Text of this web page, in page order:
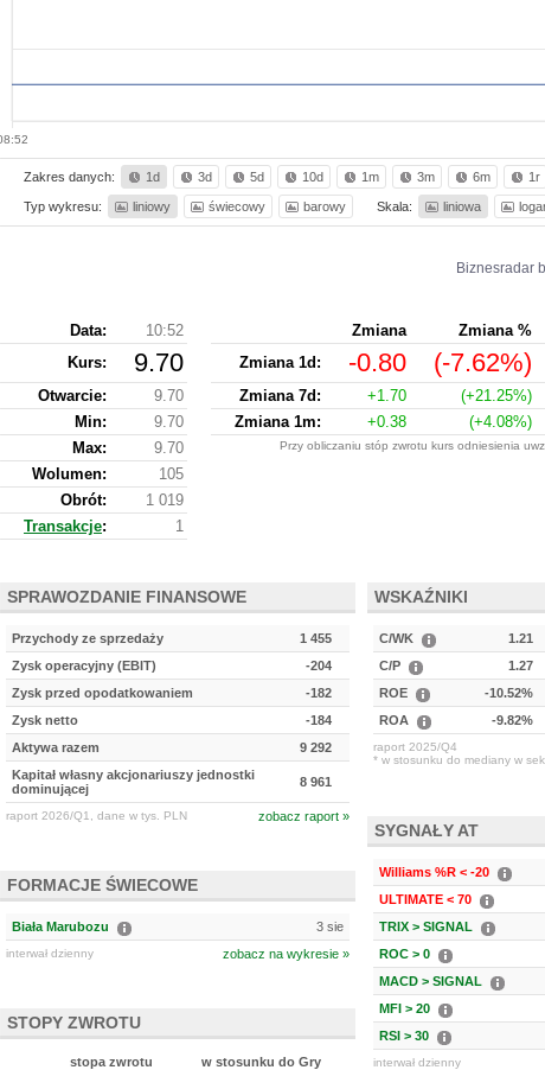
Zakres danych: 1d 3d 5d 10d 1m 3m 6m 1r
Typ wykresu: liniowy świecowy barowy Skala: liniowa
Biznesradar
Data:
10:52
Kurs: 9.70
Otwarcie:
9.70
Min:
9.70
Max:
9.70
Wolumen:
105
Obrót:
1 019
Transakcje: 1
Zmiana Zmiana %
Zmiana 1d:
-0.80 (-7.62%)
Zmiana 7d: +1.70 (+21.25%)
Zmiana 1m:
+0.38 (+4.08%)
Przy obliczaniu stóp zwrotu kurs odniesienia
SPRAWOZDANIE FINANSOWE
Przychody ze sprzedaży
1 455
Zysk operacyjny (EBIT)
-204
Zysk przed opodatkowaniem
-182
Zysk netto
-184
Aktywa razem
9 292
Kapitał własny akcjonariuszy jednostki
dominującej
8 961
raport 2026/Q1, dane w tys. PLN zobacz raport »
WSKAŹNIKI
C/WK 1.21
C/P
1.27
ROE
-10.52%
ROA
-9.82%
raport 2025/Q4
* w stosunku do mediany w
SYGNAŁY AT
Williams %R < -20
ULTIMATE < 70
TRIX > SIGNAL
ROC > 0
MACD > SIGNAL
MFI > 20
RSI > 30
interwał dzienny
FORMACJE ŚWIECOWE
Biała Marubozu 3 sie
interwał dzienny zobacz na wykresie »
STOPY ZWROTU
stopa zwrotu
w stosunku do Gry